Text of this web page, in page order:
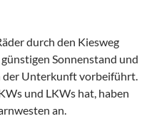
durch den Kiesweg
Sonnenstand und
der Unterkunft vorbeiführt.
und LKWs hat, haben
an.